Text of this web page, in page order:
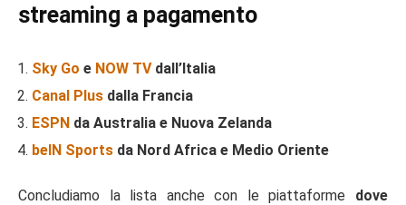
streaming a pagamento
Sky Go e NOW TVdall’Italia
Canal Plus dalla Francia
ESPN da Australia e Nuova Zelanda
beIN Sports da Nord Africa e Medio Oriente
Concludiamo la lista anche con le piattaforme dove